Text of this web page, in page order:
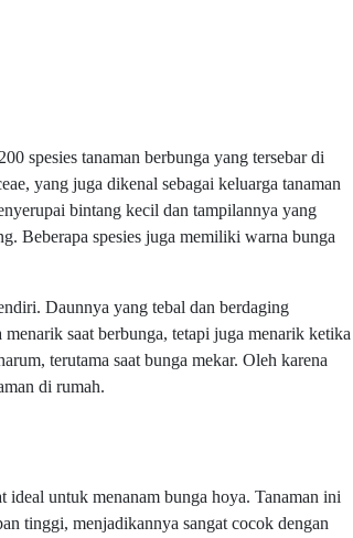
spesies tanaman berbunga yang tersebar di
yang juga dikenal sebagai keluarga tanaman
bintang kecil dan tampilannya yang
Beberapa spesies juga memiliki warna bunga
Daunnya yang tebal dan berdaging
saat berbunga, tetapi juga menarik ketika
terutama saat bunga mekar. Oleh karena
di rumah.
untuk menanam bunga hoya. Tanaman ini
tinggi, menjadikannya sangat cocok dengan